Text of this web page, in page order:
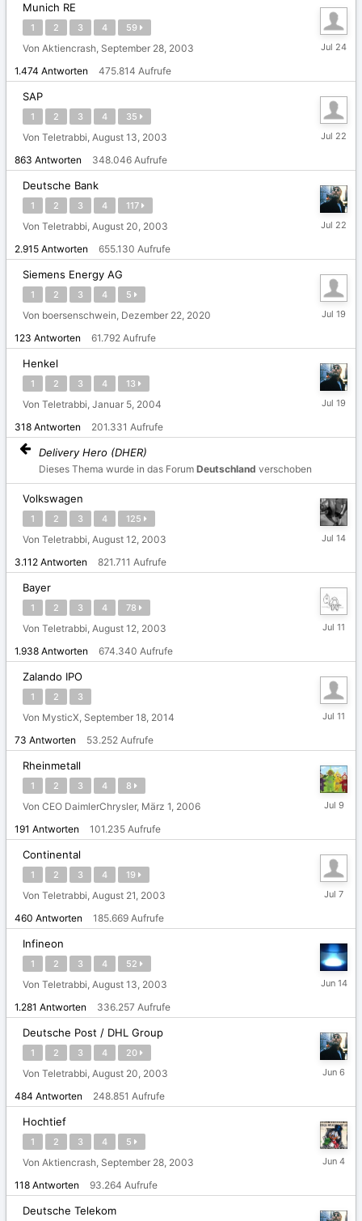
Munich RE
1 2 3 4 59
Von Aktiencrash, September 28, 2003
1.474 Antworten 475.814 Aufrufe
24.
SAP
1 2 3 4 35
Von Teletrabbi, August 13, 2003
863 Antworten 348.046 Aufrufe
22.
Deutsche Bank
1 2 3 4 117
Von Teletrabbi, August 20, 2003
2.915 Antworten 655.130 Aufrufe
22.
Siemens Energy AG
1 2 3 4 5
Von boersenschwein, Dezember 22, 2020
123 Antworten 61.792 Aufrufe
19.
Henkel
1 2 3 4 13
Von Teletrabbi, Januar 5, 2004
318 Antworten 201.331 Aufrufe
19.
Delivery Hero (DHER)
Dieses Thema wurde in das Forum Deutschland verschoben
Volkswagen
1 2 3 4 125
Von Teletrabbi, August 12, 2003
3.112 Antworten 821.711 Aufrufe
14.
Bayer
1 2 3 4 78
Von Teletrabbi, August 12, 2003
1.938 Antworten 674.340 Aufrufe
11.
Zalando IPO
1 2 3
Von MysticX, September 18, 2014
73 Antworten 53.252 Aufrufe
11.
Rheinmetall
1 2 3 4 8
Von CEO DaimlerChrysler, März 1, 2006
191 Antworten 101.235 Aufrufe
9.
Continental
1 2 3 4 19
Von Teletrabbi, August 21, 2003
460 Antworten 185.669 Aufrufe
Infineon
1 2 3 4 52
Von Teletrabbi, August 13, 2003
1.281 Antworten 336.257 Aufrufe
14.
Deutsche Post / DHL Group
1 2 3 4 20
Von Teletrabbi, August 20, 2003
484 Antworten 248.851 Aufrufe
6.
Hochtief
1 2 3 4 5
Von Aktiencrash, September 28, 2003
118 Antworten 93.264 Aufrufe
4.
Deutsche Telekom